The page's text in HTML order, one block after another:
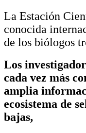
La Estación
conocida
de los biólogos
Los
cada vez más
amplia
ecosistema de
bajas,